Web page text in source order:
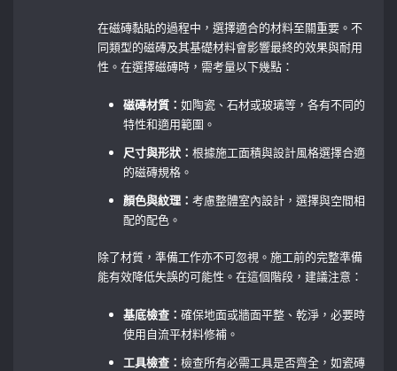
在磁磚黏貼的過程中，選擇適合的材料至關重要。不
同類型的磁磚及其基礎材料會影響最終的效果與耐用
性。在選擇磁磚時，需考量以下幾點：
磁磚材質：如陶瓷、石材或玻璃等，各有不同的
特性和適用範圍。
尺寸與形狀：根據施工面積與設計風格選擇合適
的磁磚規格。
顏色與紋理：考慮整體室內設計，選擇與空間相
配的配色。
除了材質，準備工作亦不可忽視。施工前的完整準備
能有效降低失誤的可能性。在這個階段，建議注意：
基底檢查：確保地面或牆面平整、乾淨，必要時
使用自流平材料修補。
工具檢查：檢查所有必需工具是否齊全，如瓷磚